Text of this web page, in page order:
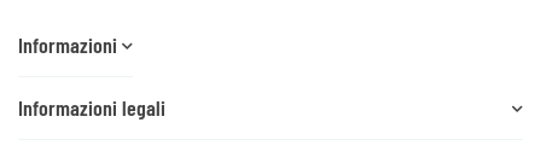
Informazioni
Informazioni legali